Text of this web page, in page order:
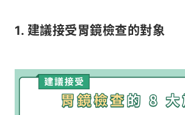
1. 建議接受胃鏡檢查的對象